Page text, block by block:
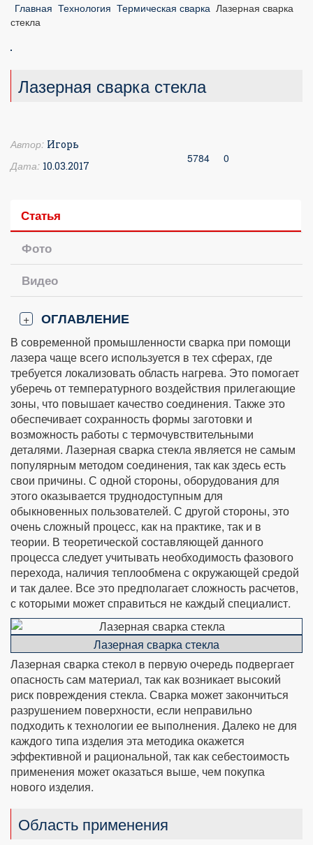
Главная Технология Термическая сварка Лазерная сварка
стекла
Лазерная сварка стекла
Автор: Игорь
Дата: 10.03.2017
5784 0
Статья
Фото
Видео
+ ОГЛАВЛЕНИЕ
В современной промышленности сварка при помощи
лазера чаще всего используется в тех сферах, где
требуется локализовать область нагрева. Это помогает
уберечь от температурного воздействия прилегающие
зоны, что повышает качество соединения. Также это
обеспечивает сохранность формы заготовки и
возможность работы с термочувствительными
деталями. Лазерная сварка стекла является не самым
популярным методом соединения, так как здесь есть
свои причины. С одной стороны, оборудования для
этого оказывается труднодоступным для
обыкновенных пользователей. С другой стороны, это
очень сложный процесс, как на практике, так и в
теории. В теоретической составляющей данного
процесса следует учитывать необходимость фазового
перехода, наличия теплообмена с окружающей средой
и так далее. Все это предполагает сложность расчетов,
с которыми может справиться не каждый специалист.
Лазерная сварка стекла
Лазерная сварка стекол в первую очередь подвергает
опасность сам материал, так как возникает высокий
риск повреждения стекла. Сварка может закончиться
разрушением поверхности, если неправильно
подходить к технологии ее выполнения. Далеко не для
каждого типа изделия эта методика окажется
эффективной и рациональной, так как себестоимость
применения может оказаться выше, чем покупка
нового изделия.
Область применения